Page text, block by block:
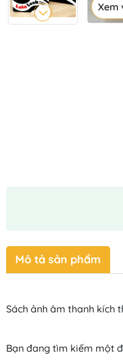
Xem
Mô tả sản phẩm
Sách ảnh âm thanh kích
Bạn đang tìm kiếm một